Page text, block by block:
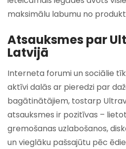
maksimālu labumu no
Atsauksmes par
Latvijā
Interneta forumi un sociālie
aktīvi dalās ar pieredzi par
bagātinātājiem, tostarp
atsauksmes ir pozitīvas –
gremošanas uzlabošanos,
un vieglāku pašsajūtu pēc